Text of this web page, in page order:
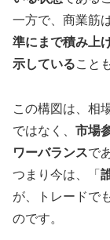
一方で、商業筋
準にまで積み上
示していること
この構図は、相
ではなく、 市場
ワーバランスで
つまり今は、「
が、トレードで
のです。